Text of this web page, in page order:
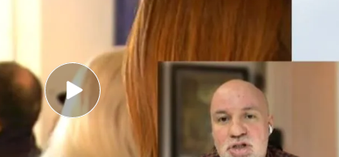
la presunta agresión sexual de Dani Alves: "Me
contacto con el Magistrado Ignacio González
datos al respecto: